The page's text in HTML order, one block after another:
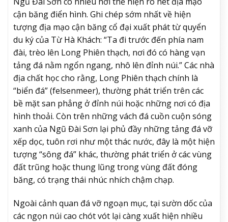
cận băng điển hình. Ghi chép sớm nhất về hiện
tượng địa mạo cận băng cổ đại xuất phát từ quyển
du ký của Từ Hà Khách: “Ta đi trước đến phía nam
đài, trèo lên Long Phiên thạch, nơi đó có hàng vạn
tảng đá nằm ngổn ngang, nhô lên đỉnh núi.” Các nhà
địa chất học cho rằng, Long Phiên thạch chính là
“biển đá” (felsenmeer), thường phát triển trên các
bề mặt san phẳng ở đỉnh núi hoặc những nơi có địa
hình thoải. Còn trên những vách đá cuồn cuộn sóng
xanh của Ngũ Đài Sơn lại phủ đầy những tảng đá vỡ
xếp dọc, tuôn rơi như một thác nước, đây là một hiện
tượng “sông đá” khác, thường phát triển ở các vùng
đất trũng hoặc thung lũng trong vùng đất đóng
băng, có trạng thái nhúc nhích chậm chạp.
Ngoài cảnh quan đá vỡ ngoạn mục, tại sườn dốc của
các ngọn núi cao chót vót lại càng xuất hiện nhiều